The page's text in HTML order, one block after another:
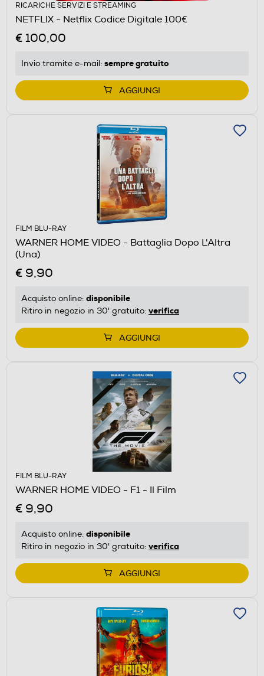
RICARICHE SERVIZI E STREAMING
NETFLIX - Netflix Codice Digitale 100€
€ 100,00
Invio tramite e-mail: sempre gratuito
AGGIUNGI
FILM BLU-RAY
WARNER HOME VIDEO - Battaglia Dopo L'Altra
(Una)
€ 9,90
Acquisto online: disponibile
Ritiro in negozio in 30' gratuito: verifica
AGGIUNGI
FILM BLU-RAY
WARNER HOME VIDEO - F1 - Il Film
€ 9,90
Acquisto online: disponibile
Ritiro in negozio in 30' gratuito: verifica
AGGIUNGI